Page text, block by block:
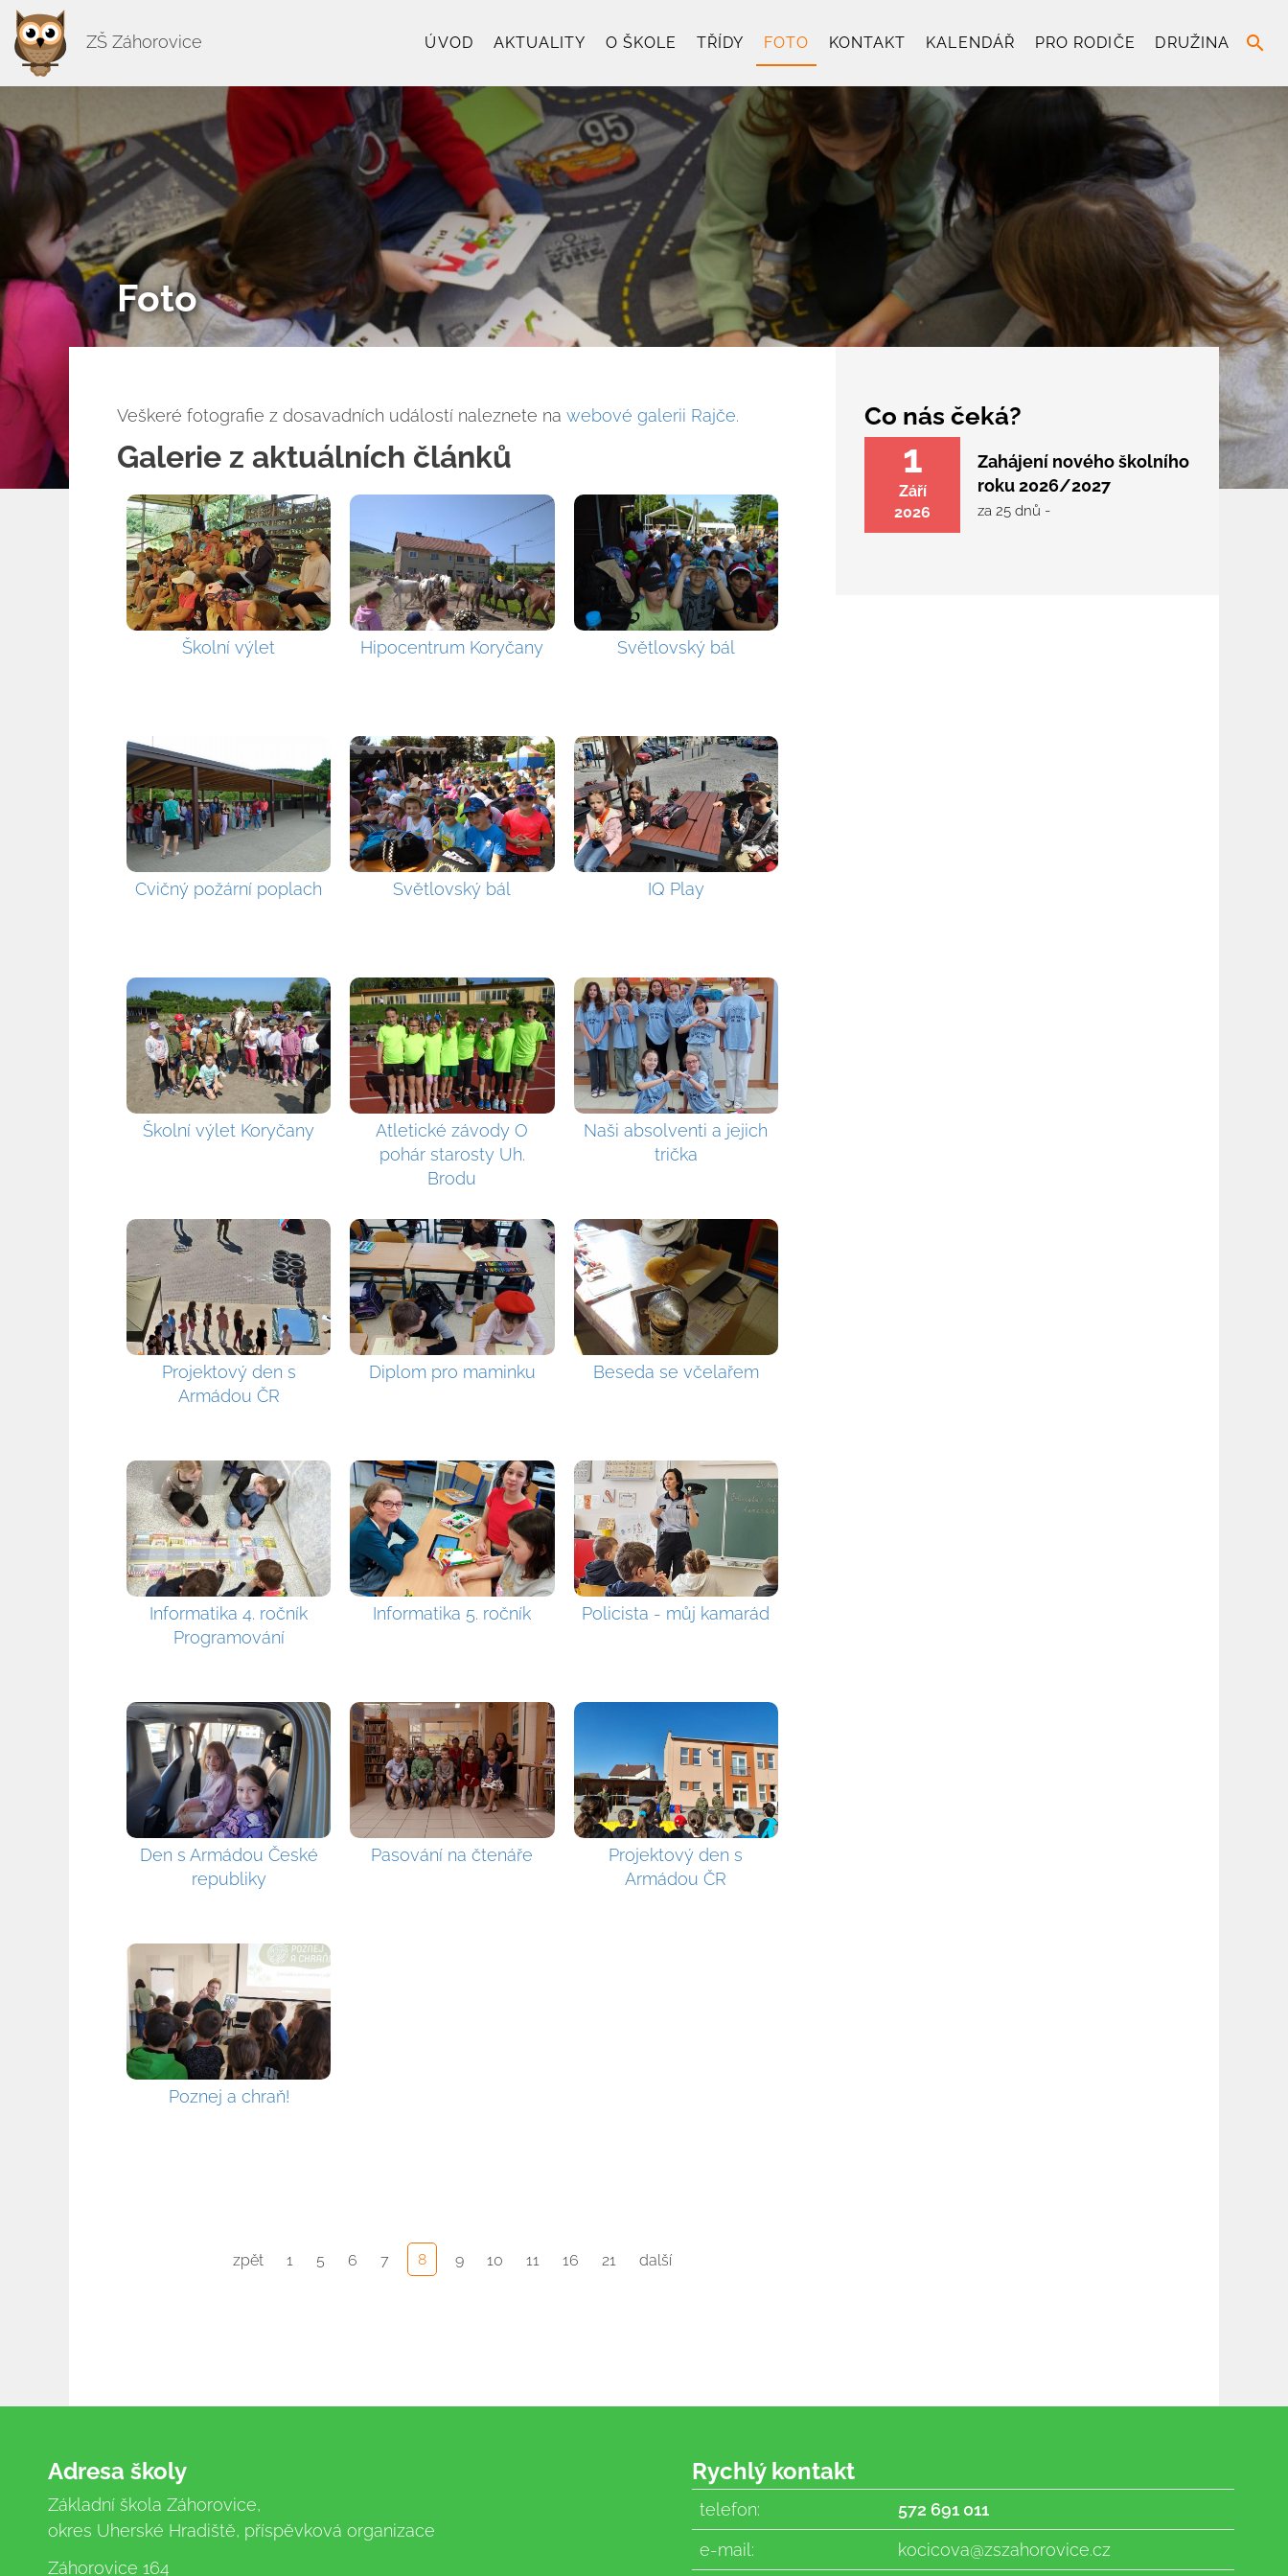
ZŠ Záhorovice ÚVOD AKTUALITY O ŠKOLE TŘÍDY FOTO KONTAKT KALENDÁŘ PRO RODIČE DRUŽINA search
Foto
Veškeré fotografie z dosavadních událostí naleznete na webové galerii Rajče.
Galerie z aktuálních článků
Školní výlet Hipocentrum Koryčany Světlovský bál
Cvičný požární poplach Světlovský bál IQ Play
Školní výlet Koryčany
Atletické závody O
pohár starosty Uh.
Brodu
Naši absolventi a jejich
trička
Projektový den s
Armádou ČR
Diplom pro maminku Beseda se včelařem
Informatika 4. ročník
Programování
Informatika 5. ročník Policista - můj kamarád
Den s Armádou České
republiky
Pasování na čtenáře
Projektový den s
Armádou ČR
Poznej a chraň!
zpět 1 5 6 7 8 9 10 11 16 21 další
Co nás čeká?
1
Září
2026
Zahájení nového školního
roku 2026/2027
za 25 dnů -
Adresa školy
Základní škola Záhorovice,
okres Uherské Hradiště, příspěvková organizace
Záhorovice 164
Rychlý kontakt
telefon:
572 691 011
e-mail:
kocicova@zszahorovice.cz